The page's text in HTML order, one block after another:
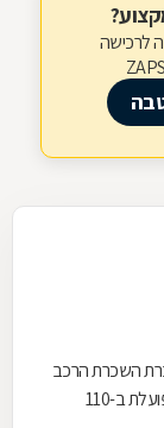
לרכישה
השכרת הרכב
השלישית בגודלה בעולם. החברה פועלת ב-110